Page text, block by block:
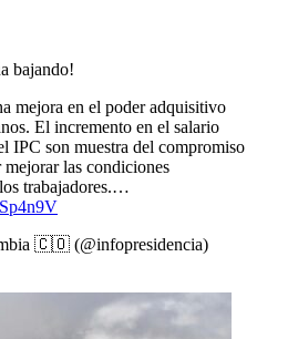
bajando!
mejora en el poder adquisitivo
El incremento en el salario
IPC son muestra del compromiso
las condiciones
trabajadores.…
🇨🇴 (@infopresidencia)